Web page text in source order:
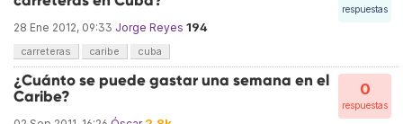
respuestas
28 Ene 2012, 09:33 Jorge Reyes 194
carreteras caribe cuba
0
respuestas
¿Cuánto se puede gastar una semana en el
Caribe?